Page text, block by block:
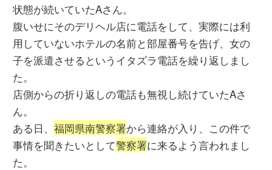
状態が続いていたAさん。
腹いせにそのデリヘル店に電話をして、実際には利
用していないホテルの名前と部屋番号を告げ、女の
子を派遣させるというイタズラ電話を繰り返しまし
た。
店側からの折り返しの電話も無視し続けていたAさ
ん。
ある日、福岡県南警察署から連絡が入り、この件で
事情を聞きたいとして警察署に来るよう言われまし
た。